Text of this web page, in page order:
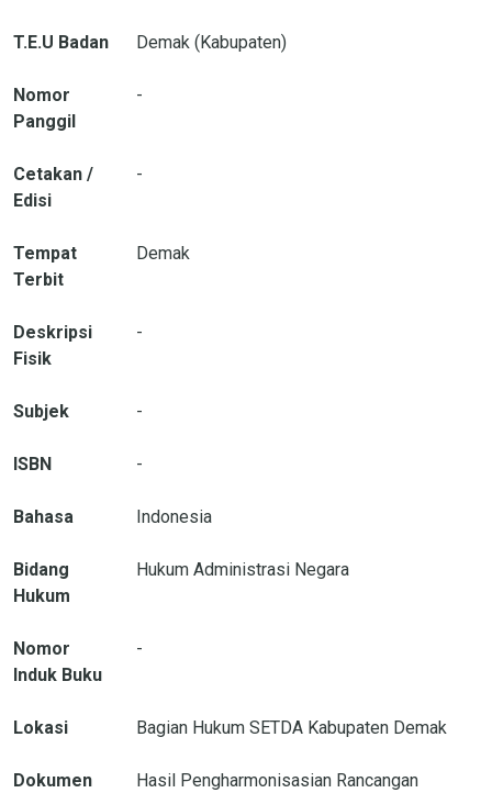
T.E.U Badan Demak (Kabupaten)
Nomor
Panggil
-
Cetakan /
Edisi
-
Tempat
Terbit
Demak
Deskripsi
Fisik
-
Subjek -
ISBN -
Bahasa Indonesia
Bidang
Hukum
Hukum Administrasi Negara
Nomor
Induk Buku
-
Lokasi Bagian Hukum SETDA Kabupaten Demak
Dokumen Hasil Pengharmonisasian Rancangan